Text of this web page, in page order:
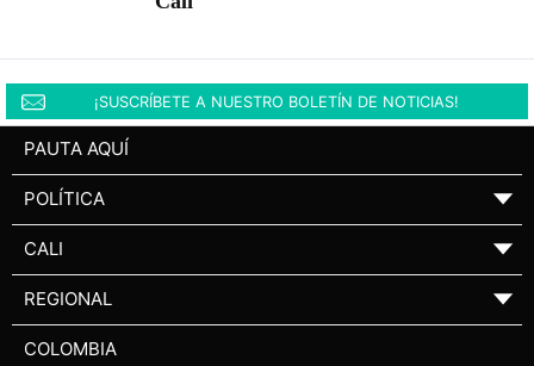
¡SUSCRÍBETE A NUESTRO BOLETÍN DE NOTICIAS!
PAUTA AQUÍ
POLÍTICA ▼
CALI ▼
REGIONAL ▼
COLOMBIA